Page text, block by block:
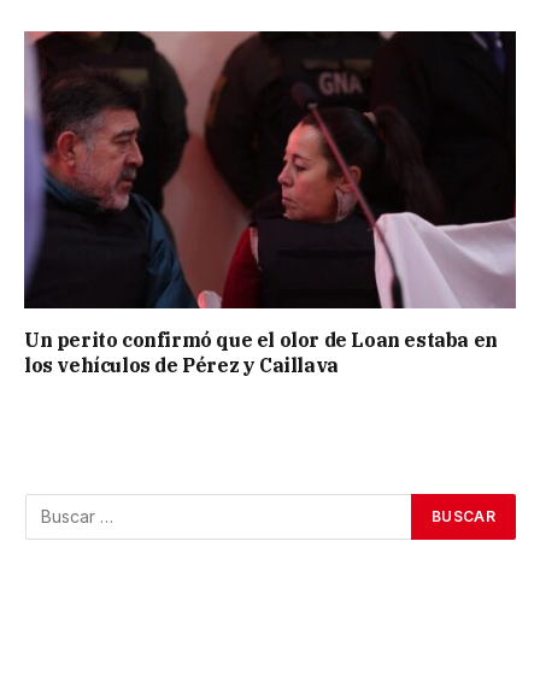
Un perito confirmó que el olor de Loan estaba en
los vehículos de Pérez y Caillava